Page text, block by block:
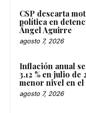
CSP descarta
política en
Ángel Aguirre
agosto 7, 2026
Inflación anual
3.12 % en julio de
menor nivel en el
agosto 7, 2026